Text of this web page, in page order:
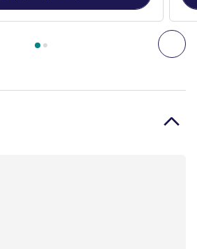
다
Room with 1 king size bed , 객